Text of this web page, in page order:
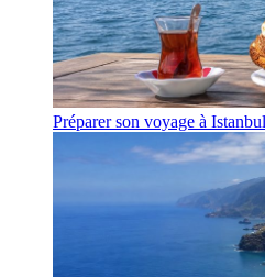
Préparer son voyage à